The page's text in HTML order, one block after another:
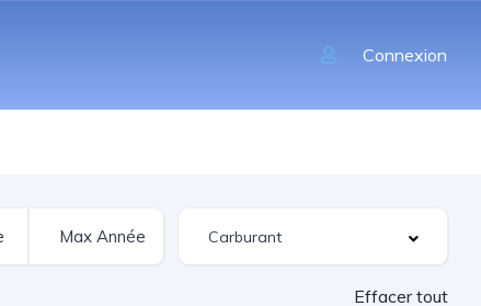
Connexion
Effacer tout